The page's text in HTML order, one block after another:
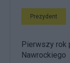
Prezydent
Pierwszy rok
Nawrockiego